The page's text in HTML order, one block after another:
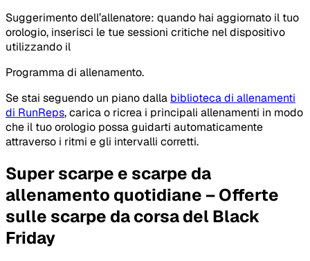
Suggerimento dell’allenatore: quando hai aggiornato il tuo
orologio, inserisci le tue sessioni critiche nel dispositivo
utilizzando il
Programma di allenamento.
Se stai seguendo un piano dalla biblioteca di allenamenti
di RunReps, carica o ricrea i principali allenamenti in modo
che il tuo orologio possa guidarti automaticamente
attraverso i ritmi e gli intervalli corretti.
Super scarpe e scarpe da
allenamento quotidiane – Offerte
sulle scarpe da corsa del Black
Friday